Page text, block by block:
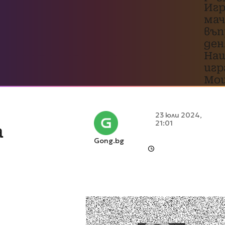
Gong.bg
23 юли 2024,
21:01